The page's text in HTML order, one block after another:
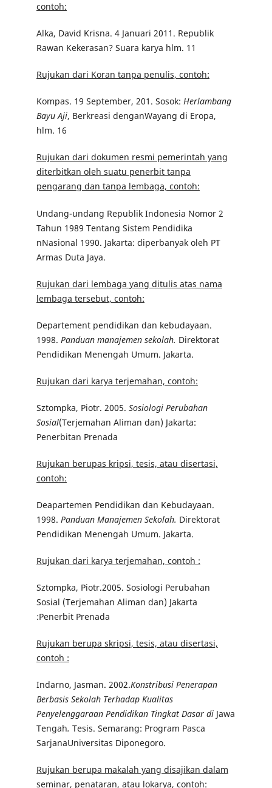
contoh:
Alka, David Krisna. 4 Januari 2011. Republik
Rawan Kekerasan? Suara karya hlm. 11
Rujukan dari Koran tanpa penulis, contoh:
Kompas. 19 September, 201. Sosok: Herlambang
Bayu Aji, Berkreasi denganWayang di Eropa,
hlm. 16
Rujukan dari dokumen resmi pemerintah yang
diterbitkan oleh suatu penerbit tanpa
pengarang dan tanpa lembaga, contoh:
Undang-undang Republik Indonesia Nomor 2
Tahun 1989 Tentang Sistem Pendidika
nNasional 1990. Jakarta: diperbanyak oleh PT
Armas Duta Jaya.
Rujukan dari lembaga yang ditulis atas nama
lembaga tersebut, contoh:
Departement pendidikan dan kebudayaan.
1998. Panduan manajemen sekolah. Direktorat
Pendidikan Menengah Umum. Jakarta.
Rujukan dari karya terjemahan, contoh:
Sztompka, Piotr. 2005. Sosiologi Perubahan
Sosial(Terjemahan Aliman dan) Jakarta:
Penerbitan Prenada
Rujukan berupas kripsi, tesis, atau disertasi,
contoh:
Deapartemen Pendidikan dan Kebudayaan.
1998. Panduan Manajemen Sekolah. Direktorat
Pendidikan Menengah Umum. Jakarta.
Rujukan dari karya terjemahan, contoh :
Sztompka, Piotr.2005. Sosiologi Perubahan
Sosial (Terjemahan Aliman dan) Jakarta
:Penerbit Prenada
Rujukan berupa skripsi, tesis, atau disertasi,
contoh :
Indarno, Jasman. 2002.Konstribusi Penerapan
Berbasis Sekolah Terhadap Kualitas
Penyelenggaraan Pendidikan Tingkat Dasar di Jawa
Tengah. Tesis. Semarang: Program Pasca
SarjanaUniversitas Diponegoro.
Rujukan berupa makalah yang disajikan dalam
seminar, penataran, atau lokarya, contoh: